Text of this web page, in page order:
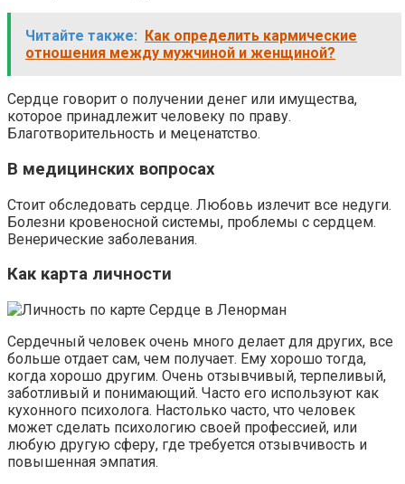
Читайте также:
Как определить кармические
отношения между мужчиной и женщиной?
Сердце говорит о получении денег или имущества,
которое принадлежит человеку по праву.
Благотворительность и меценатство.
В медицинских вопросах
Стоит обследовать сердце. Любовь излечит все недуги.
Болезни кровеносной системы, проблемы с сердцем.
Венерические заболевания.
Как карта личности
Сердечный человек очень много делает для других, все
больше отдает сам, чем получает. Ему хорошо тогда,
когда хорошо другим. Очень отзывчивый, терпеливый,
заботливый и понимающий. Часто его используют как
кухонного психолога. Настолько часто, что человек
может сделать психологию своей профессией, или
любую другую сферу, где требуется отзывчивость и
повышенная эмпатия.